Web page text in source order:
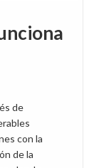
de
con la
de la